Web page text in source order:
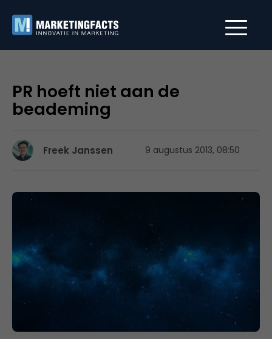
PR hoeft niet aan de
beademing
Freek Janssen 9 augustus 2013, 08:50